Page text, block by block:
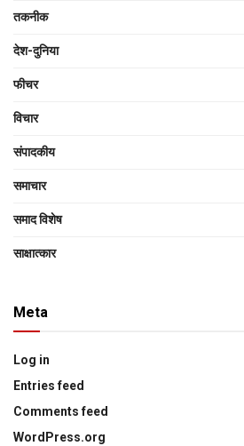
तकनीक
देश-दुनिया
फीचर
विचार
संपादकीय
समाचार
समाद विशेष
साक्षात्‍कार
Meta
Log in
Entries feed
Comments feed
WordPress.org